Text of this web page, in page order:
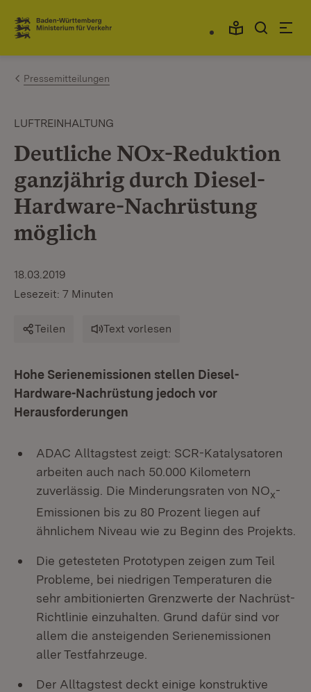
Zum Inhalt springen
Link zur Startseite
Pressemitteilungen
LUFTREINHALTUNG
Deutliche NOx-Reduktion
ganzjährig durch Diesel-
Hardware-Nachrüstung
möglich
18.03.2019
Lesezeit: 7 Minuten
Teilen Text vorlesen
Hohe Serienemissionen stellen Diesel-
Hardware-Nachrüstung jedoch vor
Herausforderungen
ADAC Alltagstest zeigt: SCR-Katalysatoren
arbeiten auch nach 50.000 Kilometern
zuverlässig. Die Minderungsraten von NOx-
Emissionen bis zu 80 Prozent liegen auf
ähnlichem Niveau wie zu Beginn des Projekts.
Die getesteten Prototypen zeigen zum Teil
Probleme, bei niedrigen Temperaturen die
sehr ambitionierten Grenzwerte der Nachrüst-
Richtlinie einzuhalten. Grund dafür sind vor
allem die ansteigenden Serienemissionen
aller Testfahrzeuge.
Der Alltagstest deckt einige konstruktive